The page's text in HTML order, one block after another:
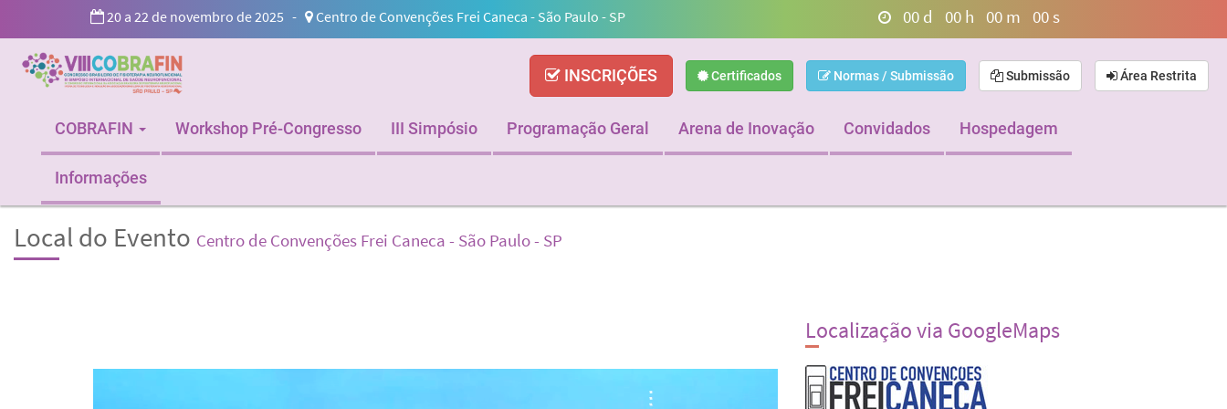
20 a 22 de novembro de 2025 - Centro de Convenções Frei Caneca - São Paulo - SP 00 d 00 h 00 m 00s
INSCRIÇÕES Certificados Normas / Submissão Submissão Área Restrita
COBRAFIN Workshop Pré-Congresso III Simpósio Programação Geral Arena de Inovação Convidados Hospedagem
Informações
Local do Evento Centro de Convenções Frei Caneca - São Paulo - SP
Localização via GoogleMaps